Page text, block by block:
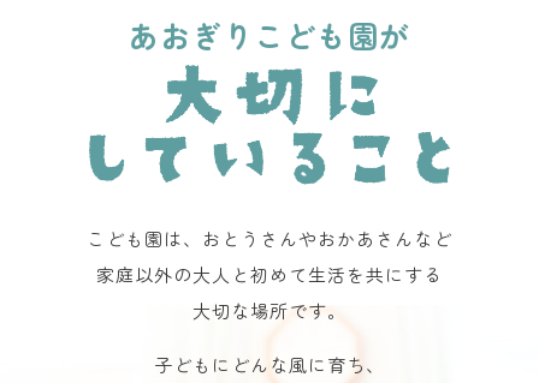
あおぎりこども園が
こども園は、おとうさんやおかあさんなど
家庭以外の大人と初めて生活を共にする
大切な場所です。
子どもにどんな風に育ち、